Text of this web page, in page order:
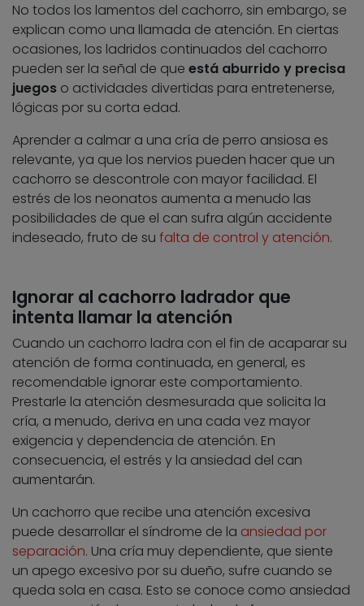
No todos los lamentos del cachorro, sin embargo, se
explican como una llamada de atención. En ciertas
ocasiones, los ladridos continuados del cachorro
pueden ser la señal de que está aburrido y precisa
juegos o actividades divertidas para entretenerse,
lógicas por su corta edad.
Aprender a calmar a una cría de perro ansiosa es
relevante, ya que los nervios pueden hacer que un
cachorro se descontrole con mayor facilidad. El
estrés de los neonatos aumenta a menudo las
posibilidades de que el can sufra algún accidente
indeseado, fruto de su falta de control y atención.
Ignorar al cachorro ladrador que
intenta llamar la atención
Cuando un cachorro ladra con el fin de acaparar su
atención de forma continuada, en general, es
recomendable ignorar este comportamiento.
Prestarle la atención desmesurada que solicita la
cría, a menudo, deriva en una cada vez mayor
exigencia y dependencia de atención. En
consecuencia, el estrés y la ansiedad del can
aumentarán.
Un cachorro que recibe una atención excesiva
puede desarrollar el síndrome de la ansiedad por
separación. Una cría muy dependiente, que siente
un apego excesivo por su dueño, sufre cuando se
queda sola en casa. Esto se conoce como ansiedad